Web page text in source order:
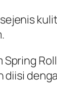
Spring
diisi